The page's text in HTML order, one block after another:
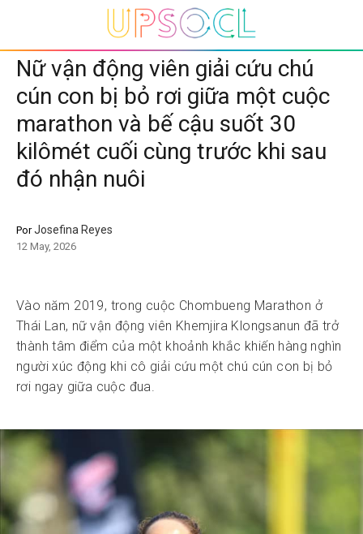
Nữ vận động viên giải cứu chú
cún con bị bỏ rơi giữa một cuộc
marathon và bế cậu suốt 30
kilômét cuối cùng trước khi sau
đó nhận nuôi
PorJosefina Reyes
12 May, 2026
Vào năm 2019, trong cuộc Chombueng Marathon ở
Thái Lan, nữ vận động viên Khemjira Klongsanun đã trở
thành tâm điểm của một khoảnh khắc khiến hàng nghìn
người xúc động khi cô giải cứu một chú cún con bị bỏ
rơi ngay giữa cuộc đua.